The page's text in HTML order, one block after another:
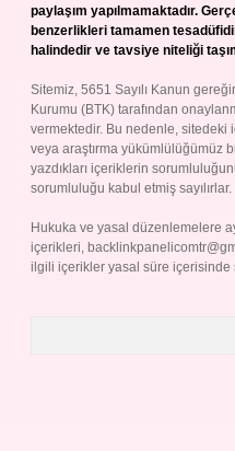
paylaşım yapılmamaktadır.
benzerlikleri tamamen
halindedir ve tavsiye niteliği
Sitemiz, 5651 Sayılı Kanun
Kurumu (BTK) tarafından
vermektedir. Bu nedenle, sitedeki
veya araştırma yükümlülüğümüz
yazdıkları içeriklerin
sorumluluğu kabul etmiş sayılırlar.
Hukuka ve yasal düzenlemelere
içerikleri,
ilgili içerikler yasal süre içerisinde